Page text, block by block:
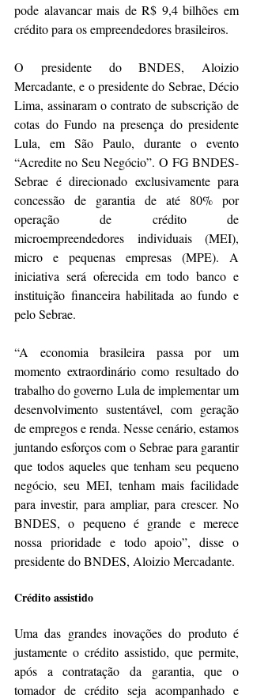
pode alavancar mais de R$ 9,4 bilhões em
crédito para os empreendedores brasileiros.
O presidente do BNDES, Aloizio
Mercadante, e o presidente do Sebrae, Décio
Lima, assinaram o contrato de subscrição de
cotas do Fundo na presença do presidente
Lula, em São Paulo, durante o evento
“Acredite no Seu Negócio”. O FG BNDES-
Sebrae é direcionado exclusivamente para
concessão de garantia de até 80% por
operação de crédito de
microempreendedores individuais (MEI),
micro e pequenas empresas (MPE). A
iniciativa será oferecida em todo banco e
instituição financeira habilitada ao fundo e
pelo Sebrae.
“A economia brasileira passa por um
momento extraordinário como resultado do
trabalho do governo Lula de implementar um
desenvolvimento sustentável, com geração
de empregos e renda. Nesse cenário, estamos
juntando esforços com o Sebrae para garantir
que todos aqueles que tenham seu pequeno
negócio, seu MEI, tenham mais facilidade
para investir, para ampliar, para crescer. No
BNDES, o pequeno é grande e merece
nossa prioridade e todo apoio”, disse o
presidente do BNDES, Aloizio Mercadante.
Crédito assistido
Uma das grandes inovações do produto é
justamente o crédito assistido, que permite,
após a contratação da garantia, que o
tomador de crédito seja acompanhado e